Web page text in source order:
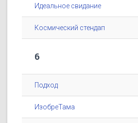
Идеальное свидание
Космический стендап
6
Подход
ИзобреТама